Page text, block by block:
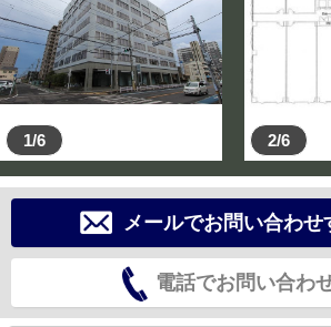
1/6 2/6
メールでお問い合わせ
電話でお問い合わ